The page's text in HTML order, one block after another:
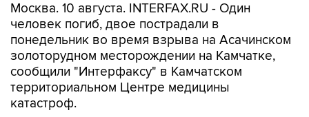
Москва. 10 августа. INTERFAX.RU - Один
человек погиб, двое пострадали в
понедельник во время взрыва на Асачинском
золоторудном месторождении на Камчатке,
сообщили "Интерфаксу" в Камчатском
территориальном Центре медицины
катастроф.